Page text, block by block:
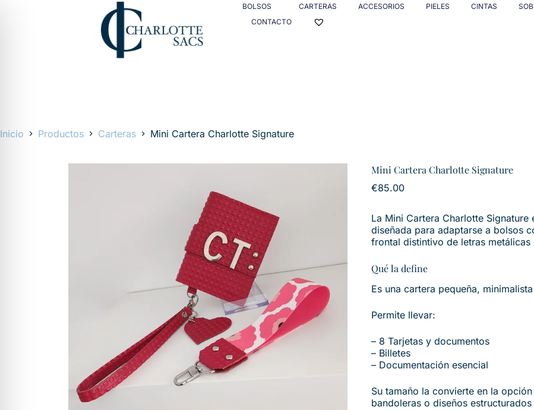
BOLSOS CARTERAS ACCESORIOS PIELES CINTAS
CONTACTO
Inicio Productos Carteras Mini Cartera Charlotte Signature
Mini Cartera Charlotte Signature
€85.00
La Mini Cartera Charlotte
diseñada para adaptarse a bolsos
frontal distintivo de letras
Qué la define
Es una cartera pequeña,
Permite llevar:
– 8 Tarjetas y documentos
– Billetes
– Documentación esencial
Su tamaño la convierte en la
bandoleras o diseños